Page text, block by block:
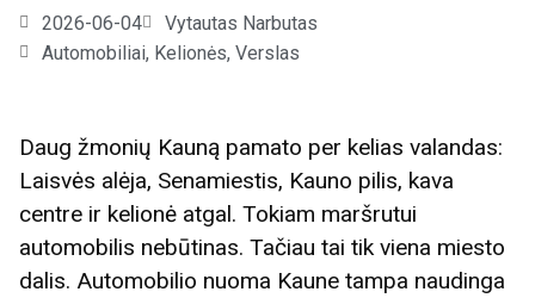
2026-06-04
Vytautas Narbutas
Automobiliai, Kelionės, Verslas
Daug žmonių Kauną pamato per kelias valandas:
Laisvės alėja, Senamiestis, Kauno pilis, kava
centre ir kelionė atgal. Tokiam maršrutui
automobilis nebūtinas. Tačiau tai tik viena miesto
dalis. Automobilio nuoma Kaune tampa naudinga